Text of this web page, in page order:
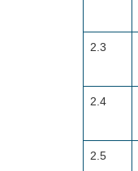
2.3
2.4
2.5